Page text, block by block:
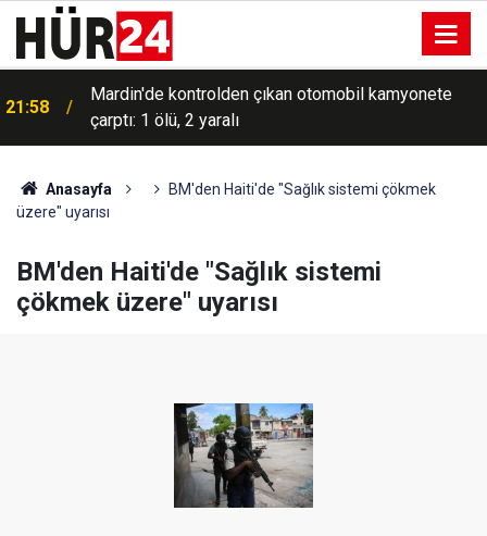
21:58
Mardin'de kontrolden çıkan otomobil kamyonete
çarptı: 1 ölü, 2 yaralı
Anasayfa
BM'den Haiti'de "Sağlık sistemi çökmek
üzere" uyarısı
BM'den Haiti'de "Sağlık sistemi
çökmek üzere" uyarısı